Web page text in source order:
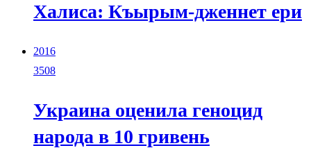
Халиса: Къырым-дженнет ери
2016
3508
Украина оценила геноцид
народа в 10 гривень